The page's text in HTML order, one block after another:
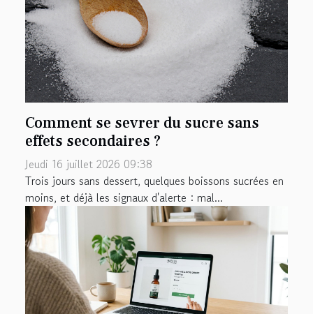
Comment se sevrer du sucre sans
effets secondaires ?
Jeudi 16 juillet 2026 09:38
Trois jours sans dessert, quelques boissons sucrées en
moins, et déjà les signaux d'alerte : mal...